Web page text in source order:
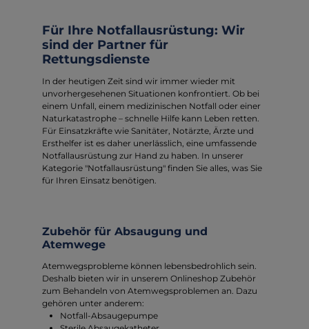
Für Ihre Notfallausrüstung: Wir
sind der Partner für
Rettungsdienste
In der heutigen Zeit sind wir immer wieder mit
unvorhergesehenen Situationen konfrontiert. Ob bei
einem Unfall, einem medizinischen Notfall oder einer
Naturkatastrophe – schnelle Hilfe kann Leben retten.
Für Einsatzkräfte wie Sanitäter, Notärzte, Ärzte und
Ersthelfer ist es daher unerlässlich, eine umfassende
Notfallausrüstung zur Hand zu haben. In unserer
Kategorie "Notfallausrüstung" finden Sie alles, was Sie
für Ihren Einsatz benötigen.
Zubehör für Absaugung und
Atemwege
Atemwegsprobleme können lebensbedrohlich sein.
Deshalb bieten wir in unserem Onlineshop Zubehör
zum Behandeln von Atemwegsproblemen an. Dazu
gehören unter anderem:
Notfall-Absaugepumpe